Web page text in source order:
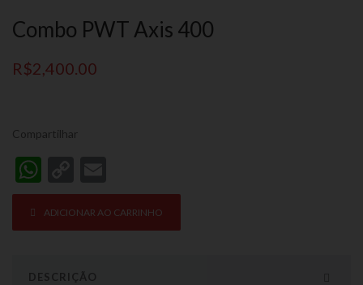
Combo PWT Axis 400
R$2,400.00
ADICIONAR AO CARRINHO
Compartilhar
Link
DESCRIÇÃO